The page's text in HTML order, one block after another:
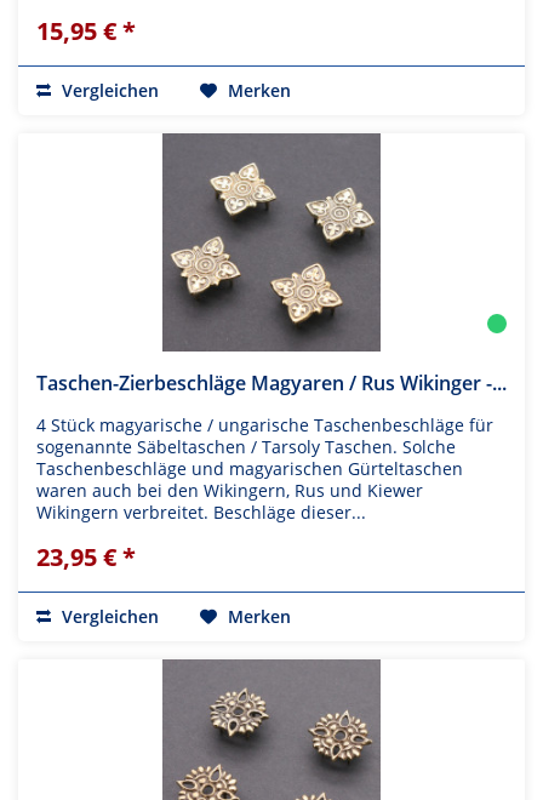
15,95 € *
Vergleichen Merken
Taschen-Zierbeschläge Magyaren / Rus Wikinger -...
4 Stück magyarische / ungarische Taschenbeschläge für
sogenannte Säbeltaschen / Tarsoly Taschen. Solche
Taschenbeschläge und magyarischen Gürteltaschen
waren auch bei den Wikingern, Rus und Kiewer
Wikingern verbreitet. Beschläge dieser...
23,95 € *
Vergleichen Merken